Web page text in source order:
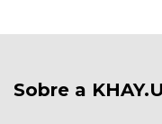
Sobre a